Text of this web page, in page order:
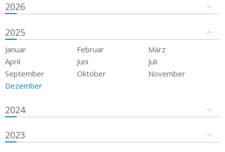
2026
2025
Januar Februar
März
April
Juni
Juli
September
Oktober
November
Dezember
2024
2023